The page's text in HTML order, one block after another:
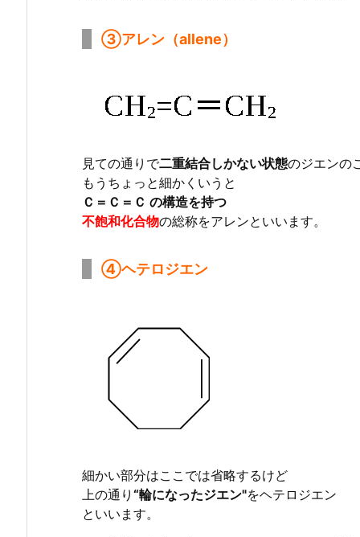
③アレン（allene）
見ての通りで二重結合しかない状態のジエンの
もうちょっと細かくいうと
Ｃ＝Ｃ＝Ｃ の構造を持つ
不飽和化合物の総称をアレンといいます。
④ヘテロジエン
細かい部分はここでは省略するけど
上の通り “輪になったジエン"をヘテロジエン
といいます。